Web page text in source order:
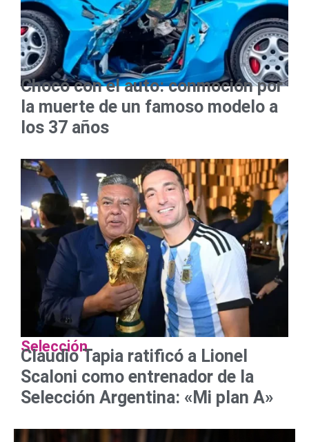
Chocó con el auto: conmoción por
la muerte de un famoso modelo a
los 37 años
Selección
Claudio Tapia ratificó a Lionel
Scaloni como entrenador de la
Selección Argentina: «Mi plan A»